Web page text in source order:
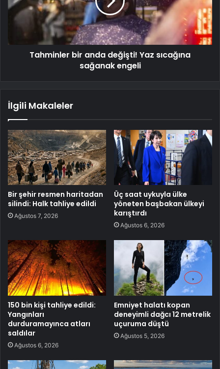
Tahminler bir anda değişti! Yaz sıcağına
sağanak engeli
İlgili Makaleler
Bir şehir resmen haritadan
silindi: Halk tahliye edildi
Ağustos 7, 2026
Üç saat uykuyla ülke
yöneten başbakan ülkeyi
karıştırdı
Ağustos 6, 2026
150 bin kişi tahliye edildi:
Yangınları
durduramayınca atları
saldılar
Ağustos 6, 2026
Emniyet halatı kopan
deneyimli dağcı 12 metrelik
uçuruma düştü
Ağustos 5, 2026